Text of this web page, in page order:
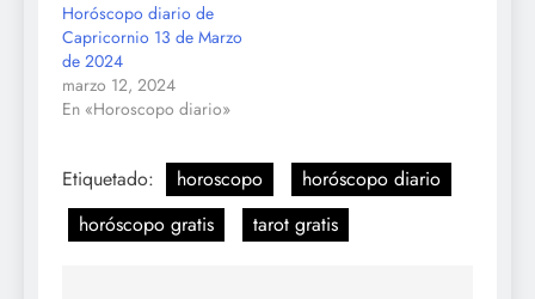
Horóscopo diario de
Capricornio 13 de Marzo
de 2024
marzo 12, 2024
En «Horoscopo diario»
Etiquetado: horoscopo
horóscopo diario
horóscopo gratis
tarot gratis